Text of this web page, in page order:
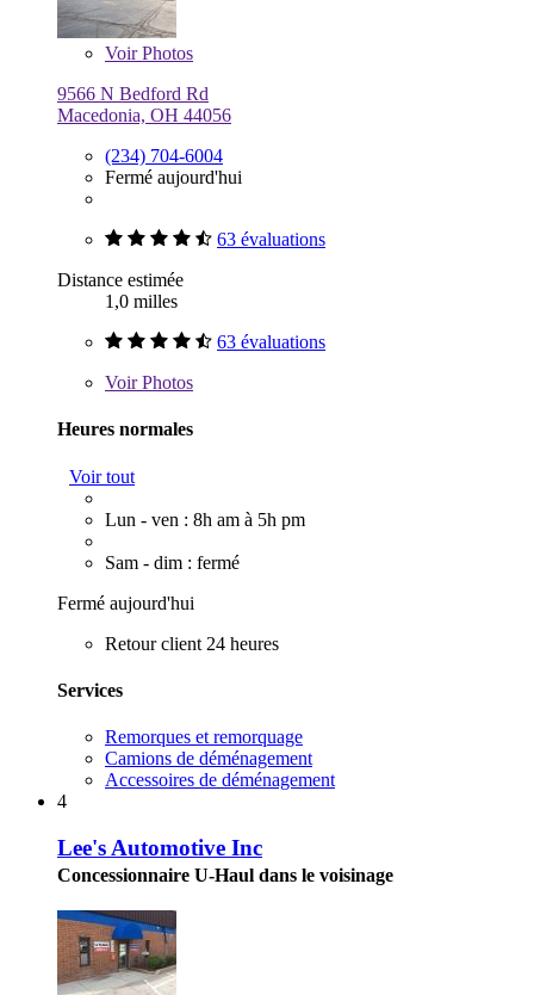
VoirPhotos
9566 N Bedford Rd
Macedonia, OH 44056
(234) 704-6004
Fermé aujourd'hui
63 évaluations
Distance estimée
1,0 milles
63 évaluations
VoirPhotos
Heures normales
Voir tout
Lun - ven : 8h am à 5h pm
Sam - dim : fermé
Fermé aujourd'hui
Retour client 24 heures
Services
Remorques et remorquage
Camions de déménagement
Accessoires de déménagement
4
Lee's Automotive Inc
Concessionnaire U-Haul dans le voisinage